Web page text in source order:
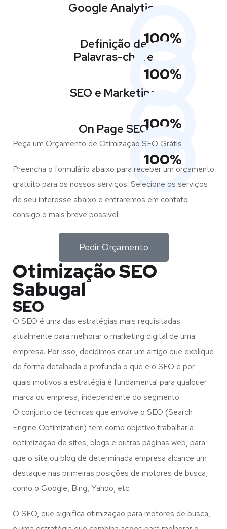
100%
Google Analytics
100%
Definição de
Palavras-chave
100%
SEO e Marketing
100%
On Page SEO
Peça um Orçamento de Otimização SEO Grátis
Preencha o formulário abaixo para receber um orçamento
gratuito para os nossos serviços. Selecione os serviços
de seu interesse abaixo e entraremos em contato
consigo o mais breve possível.
Pedir Orçamento
Otimização SEO
Sabugal
SEO
O SEO é uma das estratégias mais requisitadas
atualmente para melhorar o marketing digital de uma
empresa. Por isso, decidimos criar um artigo que explique
de forma detalhada e profunda o que é o SEO e por
quais motivos a estratégia é fundamental para qualquer
marca ou empresa, independente do segmento.
O conjunto de técnicas que envolve o SEO (Search
Engine Optimization) tem como objetivo trabalhar a
optimização de sites, blogs e outras páginas web, para
que o site ou blog de determinada empresa alcance um
destaque nas primeiras posições de motores de busca,
como o Google, Bing, Yahoo, etc.
O SEO, que significa otimização para motores de busca,